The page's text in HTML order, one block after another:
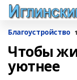
Благоустройство
Чтобы
уютнее